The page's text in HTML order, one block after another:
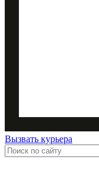
Вызвать курьера